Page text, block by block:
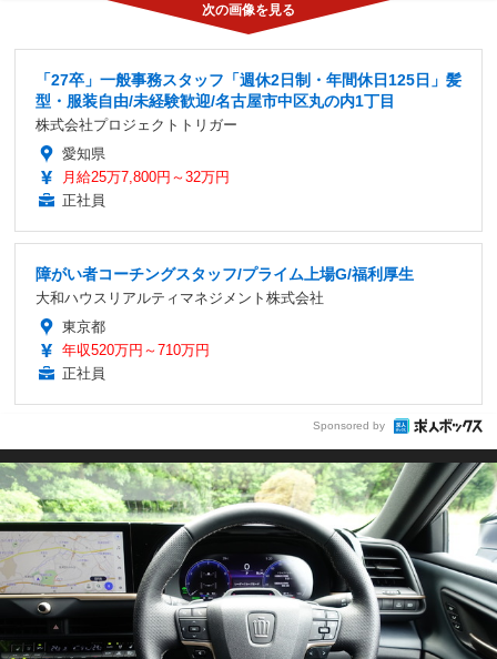
「27卒」一般事務スタッフ「週休2日制・年間休日125日」髪
型・服装自由/未経験歓迎/名古屋市中区丸の内1丁目
株式会社プロジェクトトリガー
愛知県
月給25万7,800円～32万円
正社員
障がい者コーチングスタッフ/プライム上場G/福利厚生
大和ハウスリアルティマネジメント株式会社
東京都
年収520万円～710万円
正社員
Sponsored by